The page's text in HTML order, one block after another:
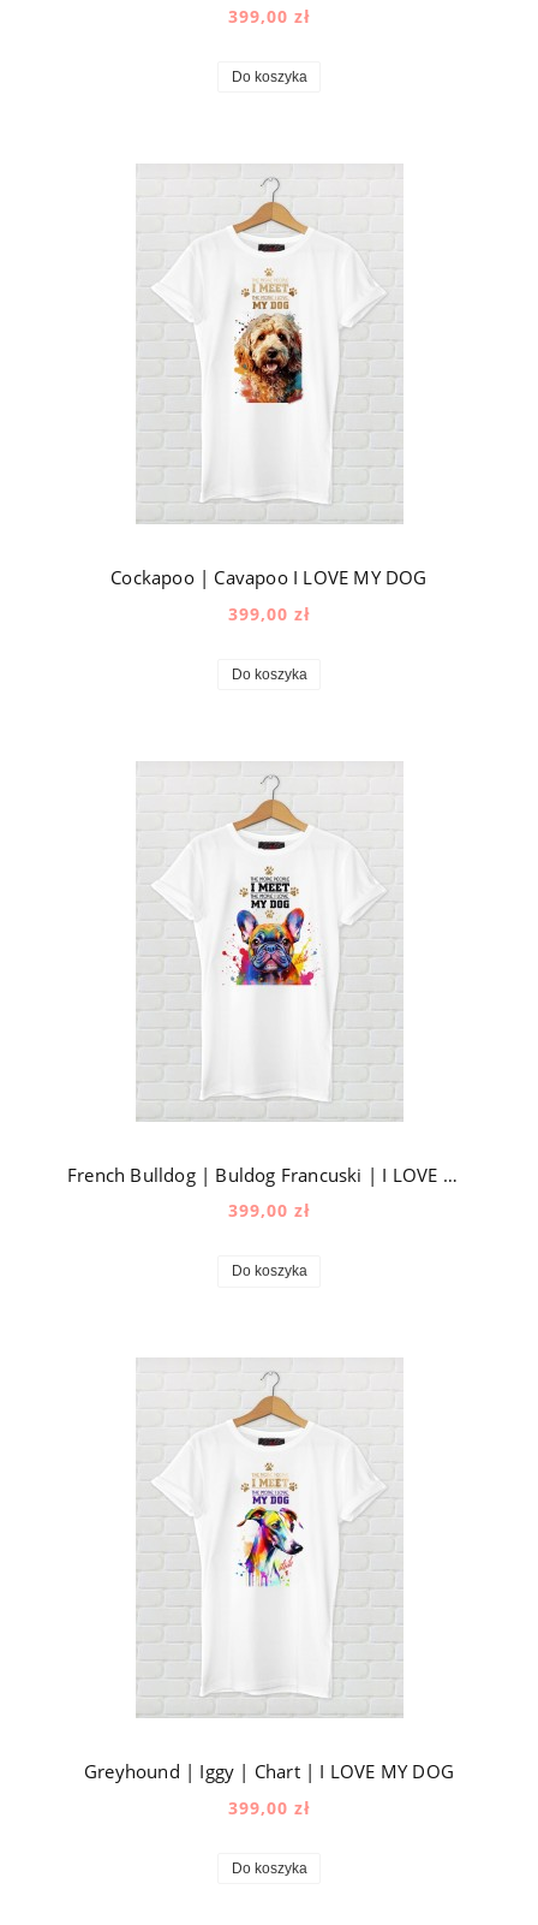
399,00 zł
Do koszyka
Cockapoo | Cavapoo I LOVE MY DOG
399,00 zł
Do koszyka
French Bulldog | Buldog Francuski | I LOVE MY DOG
399,00 zł
Do koszyka
Greyhound | Iggy | Chart | I LOVE MY DOG
399,00 zł
Do koszyka